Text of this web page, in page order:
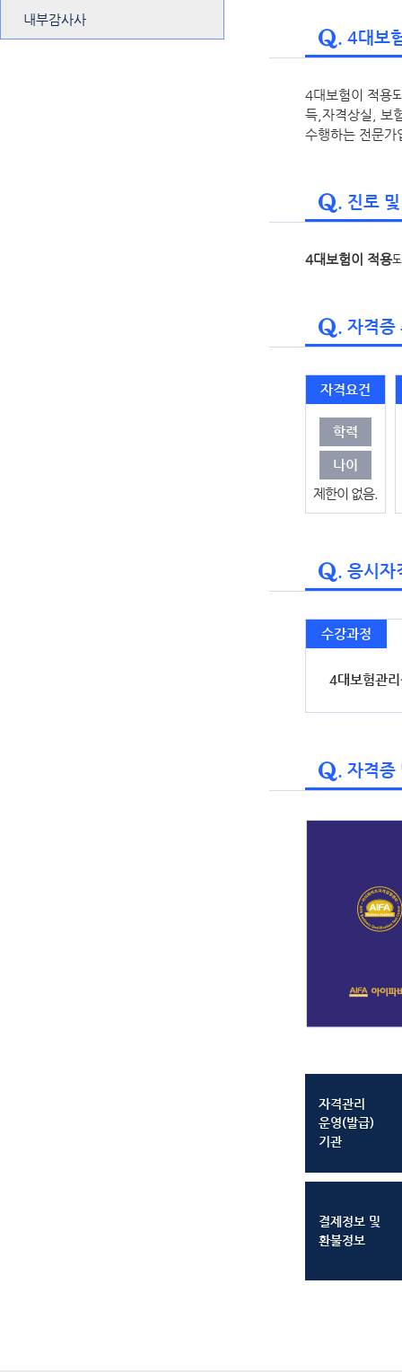
내부감사사
. 4대보
4대보험이 적용
득,자격상실, 보
수행하는 전문가
. 진로
4대보험이 적용
. 자격
자격요건
학력
나이
제한이 없음.
. 응시
수강과정
4대보험관
. 자격
자격관리
운영(발급)
기관
결제정보 및
환불정보